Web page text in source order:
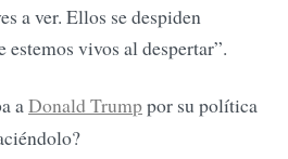
a ver. Ellos se despiden
estemos vivos al despertar”.
aDonald Trumppor su política